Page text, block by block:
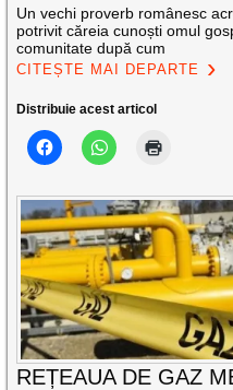
Un vechi proverb românesc
potrivit căreia cunoști omul
comunitate după cum
CITEȘTE MAI DEPARTE
Distribuie acest articol
REȚEAUA DE GAZ